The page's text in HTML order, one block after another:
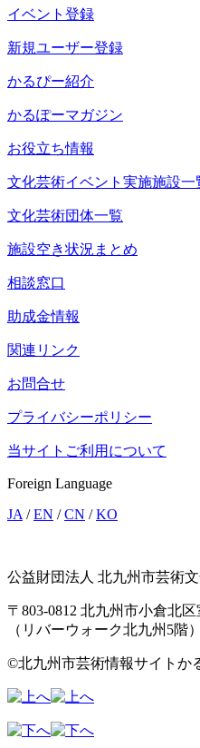
イベント登録
新規ユーザー登録
かるぴー紹介
かるぽーマガジン
お役立ち情報
文化芸術イベント実施施設一
文化芸術団体一覧
施設空き状況まとめ
相談窓口
助成金情報
関連リンク
お問合せ
プライバシーポリシー
当サイトご利用について
Foreign Language
JA/EN /CN /KO
公益財団法人 北九州市芸術
〒803-0812 北九州市小倉北
（リバーウォーク北九州5階）
©北九州市芸術情報サイトか